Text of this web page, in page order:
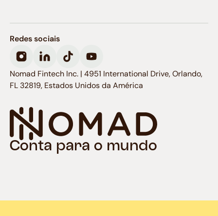
Conta para o mundo
Redes sociais
Nomad Fintech Inc. | 4951 International Drive, Orlando,
FL 32819, Estados Unidos da América